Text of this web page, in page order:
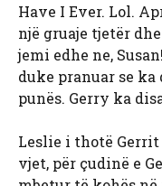
Have I Ever. Lol.
një gruaje tjetër
jemi edhe ne,
duke pranuar se
punës. Gerry ka
Leslie i thotë Gerrit
vjet, për çudinë e